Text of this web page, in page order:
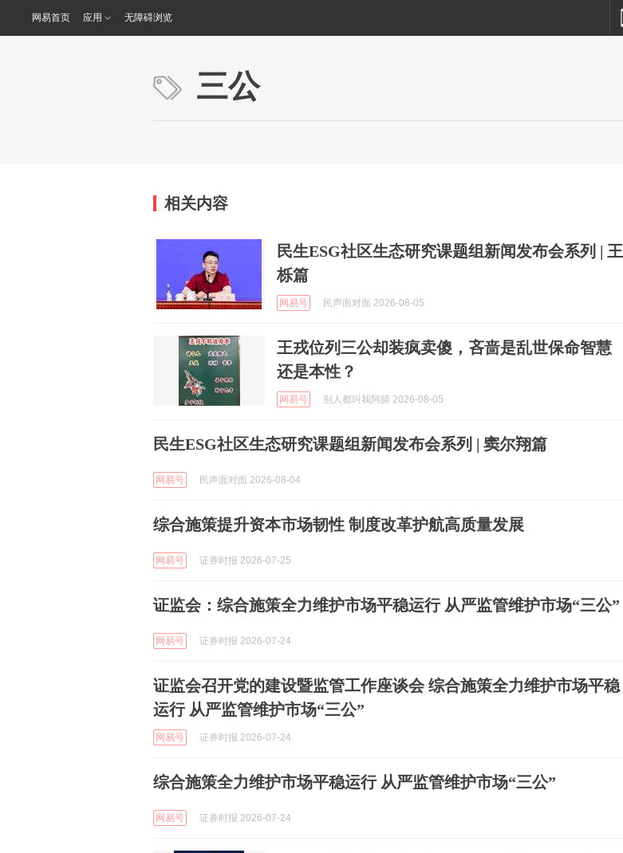
网易首页 应用 无障碍浏览
三公
相关内容
民生ESG社区生态研究课题组新闻发布会系列 | 王
栎篇
网易号 民声面对面 2026-08-05
王戎位列三公却装疯卖傻，吝啬是乱世保命智慧
还是本性？
网易号 别人都叫我阿腈 2026-08-05
民生ESG社区生态研究课题组新闻发布会系列 | 窦尔翔篇
网易号 民声面对面 2026-08-04
综合施策提升资本市场韧性 制度改革护航高质量发展
网易号 证券时报 2026-07-25
证监会：综合施策全力维护市场平稳运行 从严监管维护市场“三公”
网易号 证券时报 2026-07-24
证监会召开党的建设暨监管工作座谈会 综合施策全力维护市场平稳
运行 从严监管维护市场“三公”
网易号 证券时报 2026-07-24
综合施策全力维护市场平稳运行 从严监管维护市场“三公”
网易号 证券时报 2026-07-24